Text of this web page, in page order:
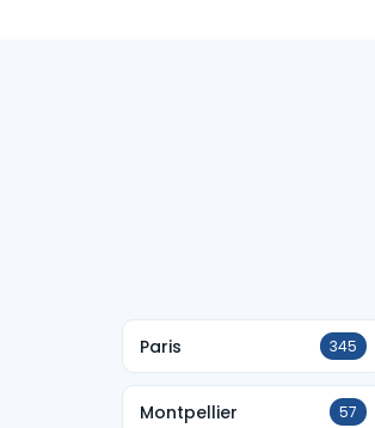
Paris 345
Montpellier 57